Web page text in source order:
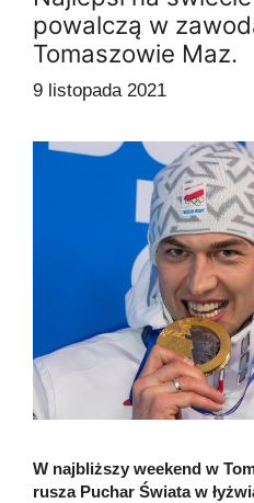
powalczą w
Tomaszowie Maz.
9 listopada 2021
W najbliższy weekend w
rusza Puchar Świata w